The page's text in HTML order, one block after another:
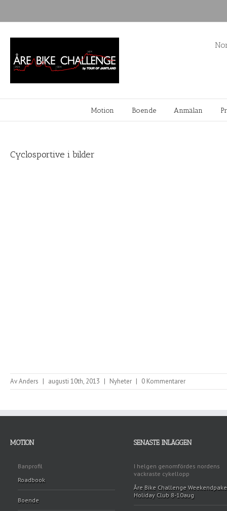
Motion Boende Anmälan
Cyclosportive i bilder
AvAnders | augusti 10th, 2013 | Nyheter | 0 Kommentarer
MOTION
Banprofil
Roadbook
Boende
SENASTE INLÄGGEN
I helgen genomfördes nordens
vackraste cykellopp
Åre Bike Challenge
Holiday Club 8-10aug